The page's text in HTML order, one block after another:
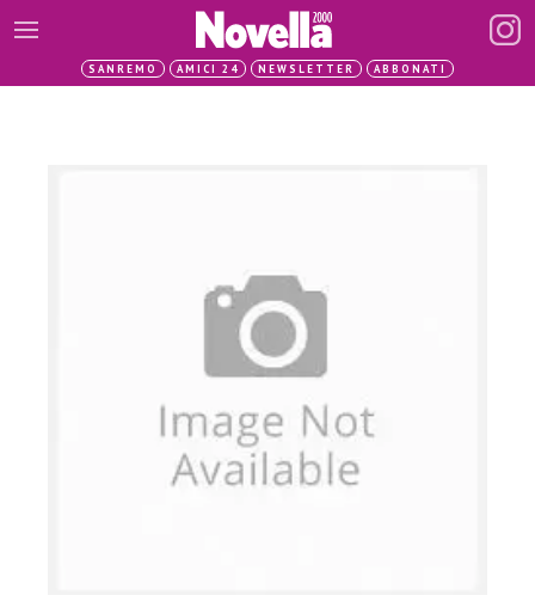
SANREMO AMICI 24 NEWSLETTER ABBONATI